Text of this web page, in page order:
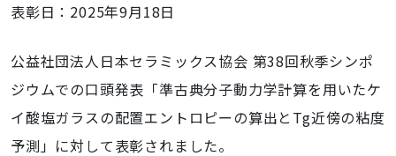
表彰日：2025年9月18日
公益社団法人日本セラミックス協会 第38回秋季シンポ
ジウムでの口頭発表「準古典分子動力学計算を用いたケ
イ酸塩ガラスの配置エントロピーの算出とTg近傍の粘度
予測」に対して表彰されました。